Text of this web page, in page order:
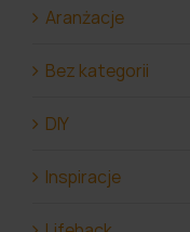
Aranżacje
Bez kategorii
DIY
Inspiracje